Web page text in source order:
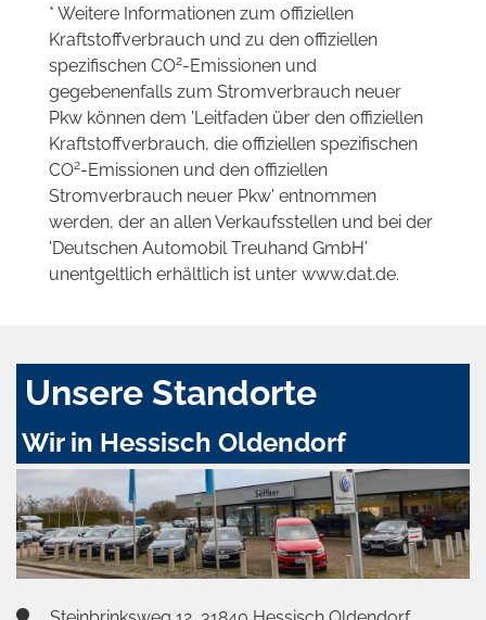
* Weitere Informationen zum offiziellen
Kraftstoffverbrauch und zu den offiziellen
spezifischen CO2-Emissionen und
gegebenenfalls zum Stromverbrauch neuer
Pkw können dem 'Leitfaden über den offiziellen
Kraftstoffverbrauch, die offiziellen spezifischen
CO2-Emissionen und den offiziellen
Stromverbrauch neuer Pkw' entnommen
werden, der an allen Verkaufsstellen und bei der
'Deutschen Automobil Treuhand GmbH'
unentgeltlich erhältlich ist unter www.dat.de.
Unsere Standorte
Wir in Hessisch Oldendorf